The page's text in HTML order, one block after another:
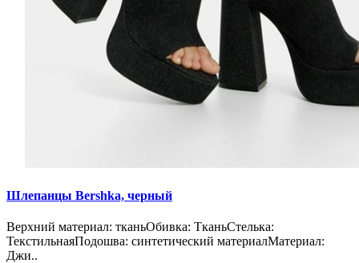
Шлепанцы Bershka, черный
Верхний материал: тканьОбивка: ТканьСтелька:
ТекстильнаяПодошва: синтетический материалМатериал:
Джи..